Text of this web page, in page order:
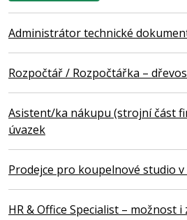
Administrátor technické
Rozpočtář / Rozpočtářka –
Asistent/ka nákupu (strojní část
úvazek
Prodejce pro koupelnové studio
HR & Office Specialist – možnost